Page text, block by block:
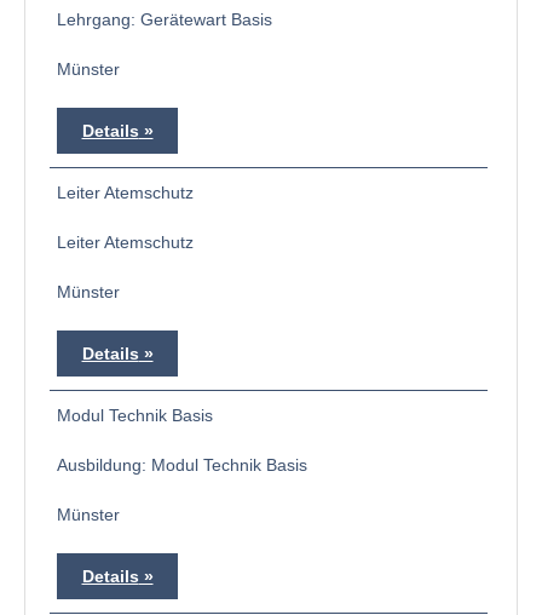
Lehrgang: Gerätewart Basis
Münster
Details
Leiter Atemschutz
Leiter Atemschutz
Münster
Details
Modul Technik Basis
Ausbildung: Modul Technik Basis
Münster
Details